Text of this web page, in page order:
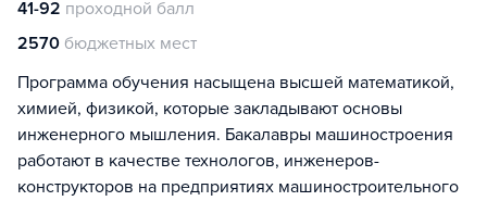
41-92 проходной балл
2570 бюджетных мест
Программа обучения насыщена высшей математикой,
химией, физикой, которые закладывают основы
инженерного мышления. Бакалавры машиностроения
работают в качестве технологов, инженеров-
конструкторов на предприятиях машиностроительного